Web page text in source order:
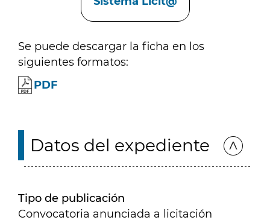
Se puede descargar la ficha en los
siguientes formatos:
PDF
Datos del expediente
Tipo de publicación
Convocatoria anunciada a licitación